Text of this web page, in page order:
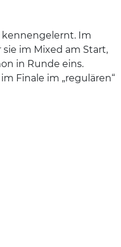
kennengelernt. Im
im Mixed am Start,
in Runde eins.
Finale im „regulären“